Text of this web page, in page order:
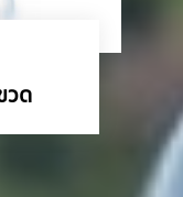
วด